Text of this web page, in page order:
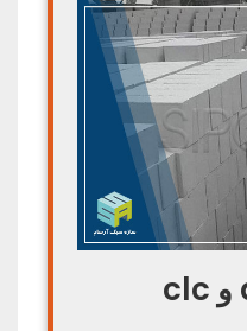
تفاوت بلوک aac و clc